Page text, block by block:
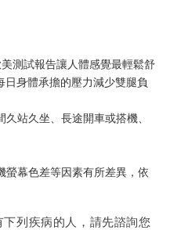
測試報告讓人體感覺最輕鬆舒
身體承擔的壓力減少雙腿負
久站久坐
長途開車或搭機、
幕色差等因素有所差異，依
列疾病的人，請先諮詢您